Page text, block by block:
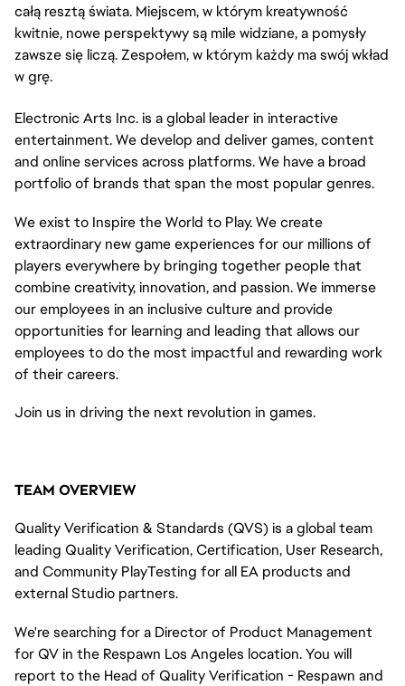
całą resztą świata. Miejscem, w którym kreatywność
kwitnie, nowe perspektywy są mile widziane, a pomysły
zawsze się liczą. Zespołem, w którym każdy ma swój wkład
w grę.
Electronic Arts Inc. is a global leader in interactive
entertainment. We develop and deliver games,content
and online services across platforms. We have a broad
portfolio of brands that span the most popular genres.
We exist to Inspire the World to Play. We create
extraordinary new game experiences for our millions of
players everywhere by bringing together people that
combine creativity, innovation, and passion. We immerse
our employees in an inclusive culture and provide
opportunities for learning and leading that allows our
employees to do the most impactful and rewarding work
of their careers.
Join us in driving the next revolution in games.
TEAM OVERVIEW
Quality Verification & Standards (QVS) is a global team
leading Quality Verification, Certification, User Research,
and Community PlayTesting for all EA products and
external Studio partners.
We're searching for a Director of Product Management
for QV in the Respawn Los Angeles location. You will
report to the Head of Quality Verification - Respawn and